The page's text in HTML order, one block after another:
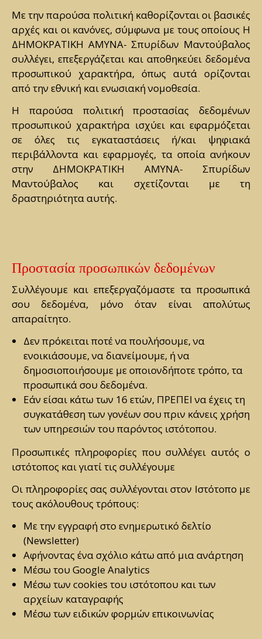
Με την παρούσα πολιτική καθορίζονται οι βασικές
αρχές και οι κανόνες, σύμφωνα με τους οποίους Η
ΔΗΜΟΚΡΑΤΙΚΗ ΑΜΥΝΑ- Σπυρίδων Μαντούβαλος
συλλέγει, επεξεργάζεται και αποθηκεύει δεδομένα
προσωπικού χαρακτήρα, όπως αυτά ορίζονται
από την εθνική και ενωσιακή νομοθεσία.
Η παρούσα πολιτική προστασίας δεδομένων
προσωπικού χαρακτήρα ισχύει και εφαρμόζεται
σε όλες τις εγκαταστάσεις ή/και ψηφιακά
περιβάλλοντα και εφαρμογές, τα οποία ανήκουν
στην ΔΗΜΟΚΡΑΤΙΚΗ ΑΜΥΝΑ- Σπυρίδων
Μαντούβαλος και σχετίζονται με τη
δραστηριότητα αυτής.
Προστασία προσωπικών δεδομένων
Συλλέγουμε και επεξεργαζόμαστε τα προσωπικά
σου δεδομένα, μόνο όταν είναι απολύτως
απαραίτητο.
Δεν πρόκειται ποτέ να πουλήσουμε, να
ενοικιάσουμε, να διανείμουμε, ή να
δημοσιοποιήσουμε με οποιονδήποτε τρόπο, τα
προσωπικά σου δεδομένα.
Εάν είσαι κάτω των 16 ετών, ΠΡΕΠΕΙ να έχεις τη
συγκατάθεση των γονέων σου πριν κάνεις χρήση
των υπηρεσιών του παρόντος ιστότοπου.
Προσωπικές πληροφορίες που συλλέγει αυτός ο
ιστότοπος και γιατί τις συλλέγουμε
Οι πληροφορίες σας συλλέγονται στον Ιστότοπο με
τους ακόλουθους τρόπους:
Με την εγγραφή στο ενημερωτικό δελτίο
(Newsletter)
Αφήνοντας ένα σχόλιο κάτω από μια ανάρτηση
Μέσω του Google Analytics
Μέσω των cookies του ιστότοπου και των
αρχείων καταγραφής
Μέσω των ειδικών φορμών επικοινωνίας